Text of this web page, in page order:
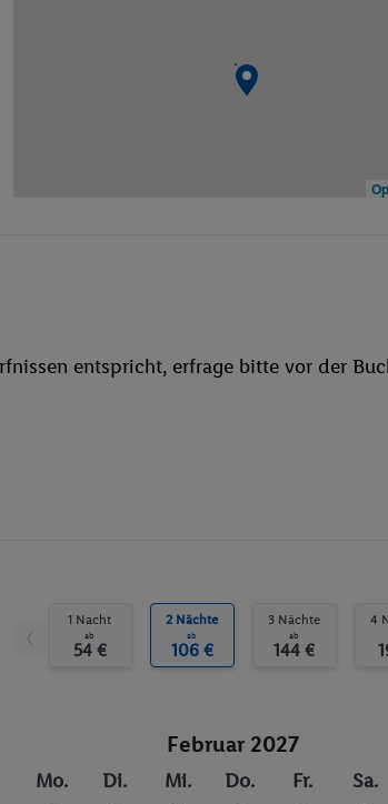
Fitnessstudio
entspricht, erfrage bitte vor der
1 Nacht
ab
54 €
2 Nächte
ab
106 €
3 Nächte
ab
144 €
4
Februar 2027
Mo. Di. Mi. Do. Fr. Sa.